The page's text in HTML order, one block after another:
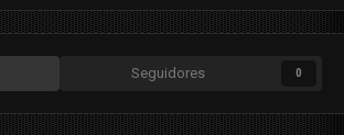
Seguidores 0